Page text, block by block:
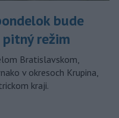
bude
režim
Bratislavskom,
v okresoch Krupina,
kraji.